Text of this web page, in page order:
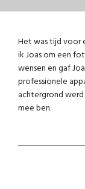
Het was tijd voor
ik Joas om een
wensen en gaf
professionele
achtergrond
mee ben.